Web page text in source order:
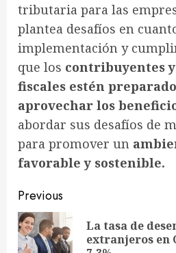
tributaria para las
plantea desafíos en
implementación y
que los contribuyentes
fiscales estén
aprovechar los
abordar sus desafíos de
para promover un
favorable y sostenible.
Continue
Reading
Previous
La tasa de
extranjeros en